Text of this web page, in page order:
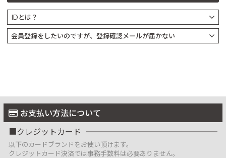
IDとは？
会員登録をしたいのですが、登録確認メールが届かない
お支払い方法について
クレジットカード
以下のカードブランドをお使い頂けます。
クレジットカード決済では事務手数料は必要ありません。